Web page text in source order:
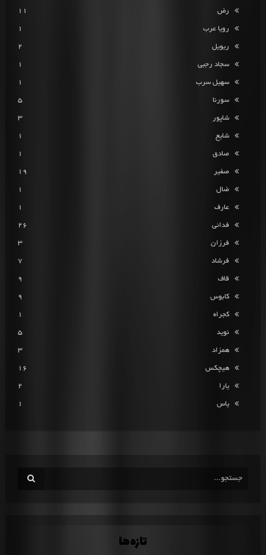
رض 11
رویا عرب 1
ریویل 2
سجاد رجبی 1
سهیل سرب 1
سورنا 5
شاپور 3
شایع 1
صادق 1
صفیر 19
ضال 1
عارف 1
فدائی 26
فرزان 3
فرشاد 7
قاف 9
کابوس 9
کجراه 1
نوید 5
همزاد 3
هیچکس 16
یارا 2
یاس 1
تازه‌ها